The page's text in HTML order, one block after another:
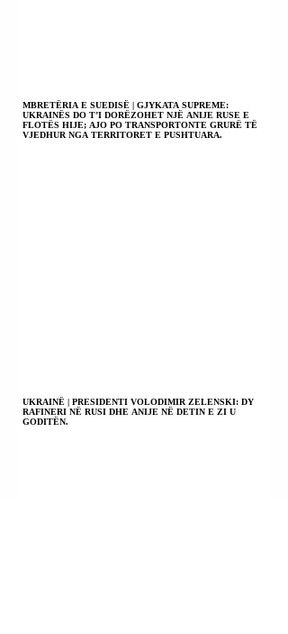
MBRETËRIA E SUEDISË | GJYKATA SUPREME:
UKRAINËS DO T’I DORËZOHET NJË ANIJE RUSE E
FLOTËS HIJE; AJO PO TRANSPORTONTE GRURË TË
VJEDHUR NGA TERRITORET E PUSHTUARA.
UKRAINË | PRESIDENTI VOLODIMIR ZELENSKI: DY
RAFINERI NË RUSI DHE ANIJE NË DETIN E ZI U
GODITËN.